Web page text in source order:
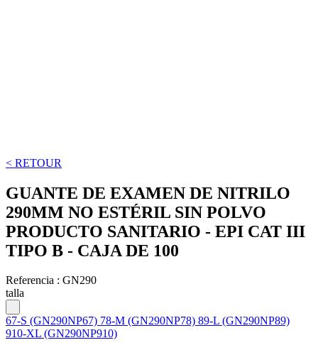
< RETOUR
GUANTE DE EXAMEN DE NITRILO
290MM NO ESTÉRIL SIN POLVO
PRODUCTO SANITARIO - EPI CAT III
TIPO B - CAJA DE 100
Referencia : GN290
talla
67-S (GN290NP67) 78-M (GN290NP78) 89-L (GN290NP89)
910-XL (GN290NP910)